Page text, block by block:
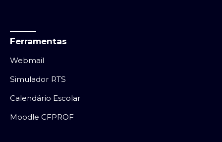
Ferramentas
Webmail
Simulador RTS
Calendário Escolar
Moodle CFPROF